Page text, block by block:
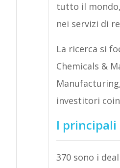
tutto il
nei servizi di
La ricerca si
Chemicals &
investitori
I
370 sono i